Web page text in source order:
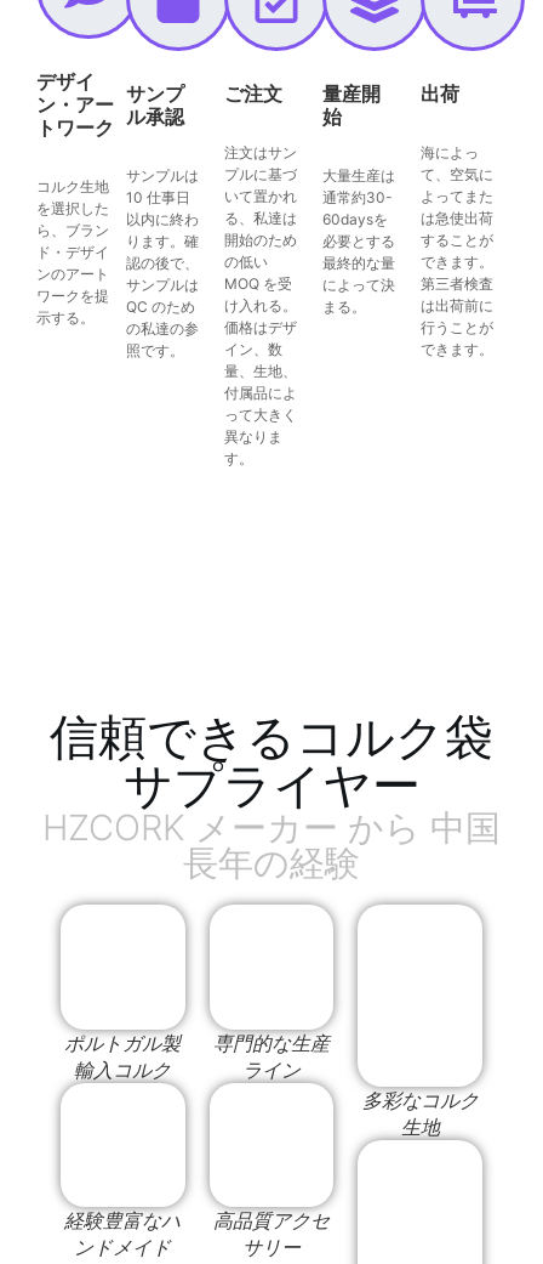
デザイ
ン・アー
トワーク
コルク生地
を選択した
ら、ブラン
ド・デザイ
ンのアート
ワークを提
示する。
サンプ
ル承認
サンプルは
10 仕事日
以内に終わ
ります。確
認の後で、
サンプルは
QC のため
の私達の参
照です。
ご注文
注文はサン
プルに基づ
いて置かれ
る、私達は
開始のため
の低い
MOQ を受
け入れる。
価格はデザ
イン、数
量、生地、
付属品によ
って大きく
異なりま
す。
量産開
始
大量生産は
通常約30-
60daysを
必要とする
最終的な量
によって決
まる。
出荷
海によっ
て、空気に
よってまた
は急使出荷
することが
できます。
第三者検査
は出荷前に
行うことが
できます。
信頼できるコルク袋
サプライヤー
HZCORK メーカー から 中国
長年の経験
ポルトガル製
輸入コルク
経験豊富なハ
ンドメイド
専門的な生産
ライン
高品質アクセ
サリー
多彩なコルク
生地